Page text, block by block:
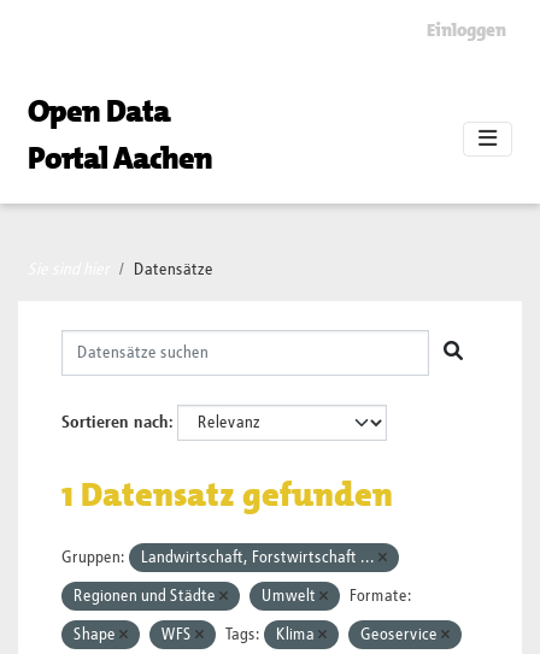
Einloggen
Open Data
Portal Aachen
Datensätze
Sortieren nach
1 Datensatz gefunden
Gruppen: Landwirtschaft, Forstwirtschaft ...
Regionen und Städte Umwelt Formate:
Shape WFS Tags: Klima Geoservice